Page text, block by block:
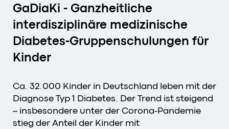
GaDiaKi - Ganzheitliche
interdisziplinäre medizinische
Diabetes-Gruppenschulungen für
Kinder
Ca. 32.000 Kinder in Deutschland leben mit der
Diagnose Typ 1 Diabetes. Der Trend ist steigend
– insbesondere unter der Corona-Pandemie
stieg der Anteil der Kinder mit